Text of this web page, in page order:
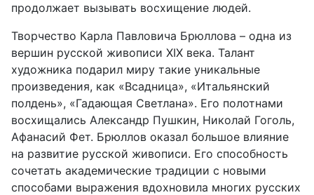
продолжает вызывать восхищение людей.
Творчество Карла Павловича Брюллова – одна из
вершин русской живописи XIX века. Талант
художника подарил миру такие уникальные
произведения, как «Всадница», «Итальянский
полдень», «Гадающая Светлана». Его полотнами
восхищались Александр Пушкин, Николай Гоголь,
Афанасий Фет. Брюллов оказал большое влияние
на развитие русской живописи. Его способность
сочетать академические традиции с новыми
способами выражения вдохновила многих русских